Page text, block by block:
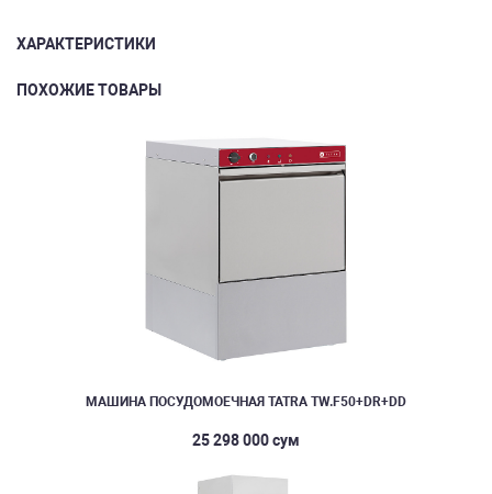
ХАРАКТЕРИСТИКИ
ПОХОЖИЕ ТОВАРЫ
МАШИНА ПОСУДОМОЕЧНАЯ TATRA TW.F50+DR+DD
25 298 000 сум